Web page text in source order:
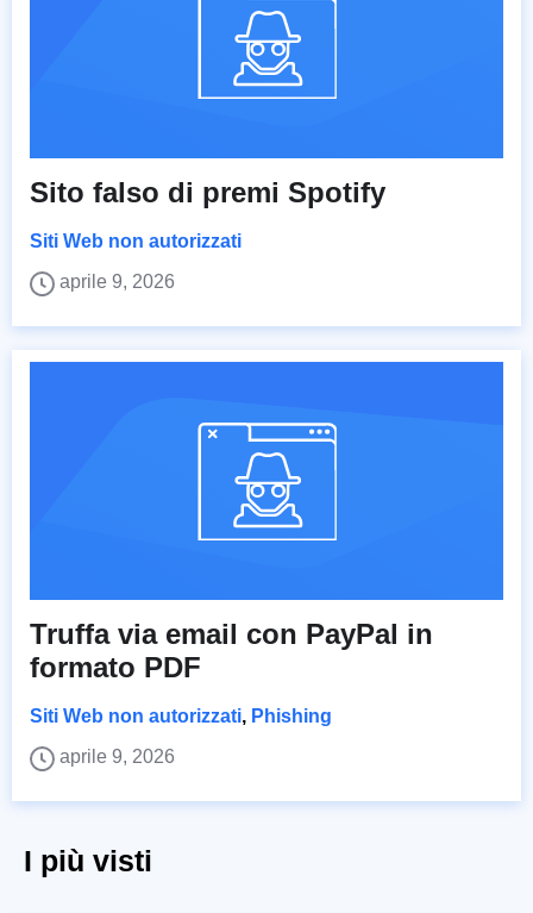
Sito falso di premi Spotify
Siti Web non autorizzati
aprile 9, 2026
Truffa via email con PayPal in
formato PDF
Siti Web non autorizzati, Phishing
aprile 9, 2026
I più visti